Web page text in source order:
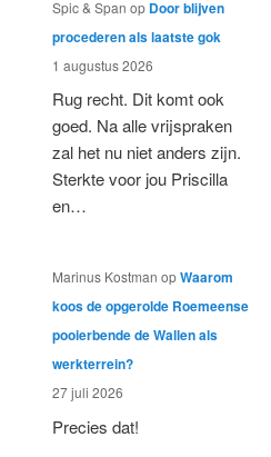
Spic & Span op Door blijven
procederen als laatste gok
1 augustus 2026
Rug recht. Dit komt ook
goed. Na alle vrijspraken
zal het nu niet anders zijn.
Sterkte voor jou Priscilla
en…
Marinus Kostman opWaarom
koos de opgerolde Roemeense
pooierbende de Wallen als
werkterrein?
27 juli 2026
Precies dat!